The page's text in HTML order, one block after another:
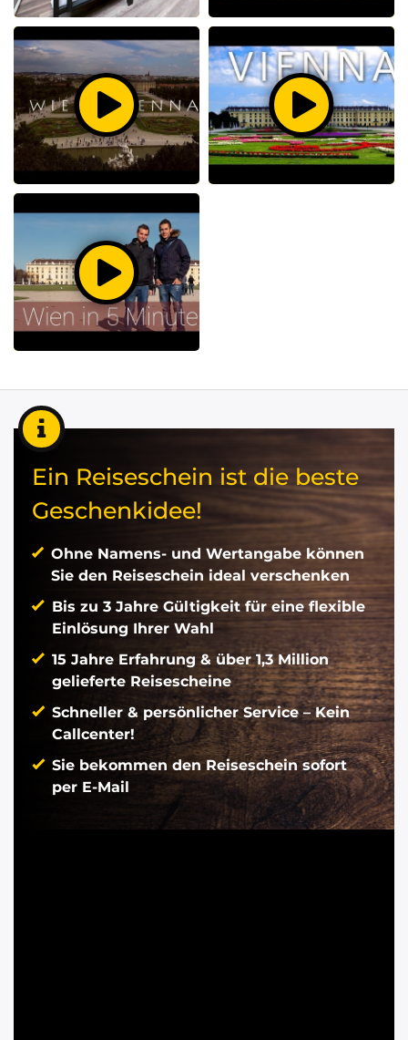
Ein Reiseschein ist die beste
Geschenkidee!
Ohne Namens- und Wertangabe können
Sie den Reiseschein ideal verschenken
Bis zu 3 Jahre Gültigkeit für eine flexible
Einlösung Ihrer Wahl
15 Jahre Erfahrung & über 1,3 Million
gelieferte Reisescheine
Schneller & persönlicher Service – Kein
Callcenter!
Sie bekommen den Reiseschein sofort
per E-Mail